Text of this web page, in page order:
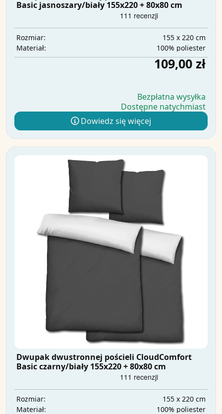
Basic jasnoszary/biały 155x220 + 80x80 cm
Rozmiar:
155 x 220 cm
Materiał:
100% poliester
109,00 zł
Bezpłatna wysyłka
Dostępne natychmiast
Dowiedz się więcej
Dwupak dwustronnej pościeli CloudComfort
Basic czarny/biały 155x220 + 80x80 cm
Rozmiar:
155 x 220 cm
Materiał:
100% poliester